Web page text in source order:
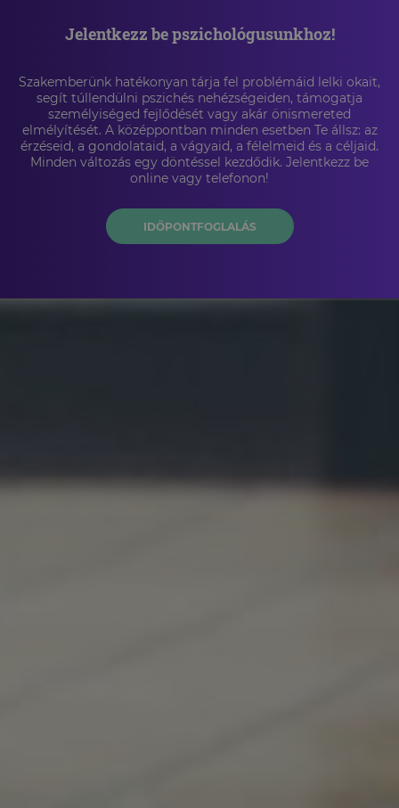
Jelentkezz be pszichológusunkhoz!
Szakemberünk hatékonyan tárja fel problémáid lelki okait,
segít túllendülni pszichés nehézségeiden, támogatja
személyiséged fejlődését vagy akár önismereted
elmélyítését. A középpontban minden esetben Te állsz: az
érzéseid, a gondolataid, a vágyaid, a félelmeid és a céljaid.
Minden változás egy döntéssel kezdődik. Jelentkezz be
online vagy telefonon!
IDŐPONTFOGLALÁS